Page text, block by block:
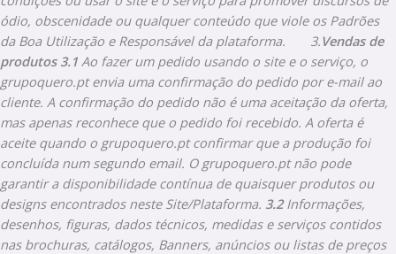
ódio, obscenidade ou qualquer conteúdo que viole os Padrões
da Boa Utilização e Responsável da plataforma.
3.Vendas de
produtos 3.1 Ao fazer um pedido usando o site e o serviço, o
grupoquero.pt envia uma confirmação do pedido por e-mail ao
cliente. A confirmação do pedido não é uma aceitação da oferta,
mas apenas reconhece que o pedido foi recebido. A oferta é
aceite quando o grupoquero.pt confirmar que a produção foi
concluída num segundo email. O grupoquero.pt não pode
garantir a disponibilidade contínua de quaisquer produtos ou
designs encontrados neste Site/Plataforma. 3.2Informações,
desenhos, figuras, dados técnicos, medidas e serviços contidos
nas brochuras, catálogos, Banners, anúncios ou listas de preços